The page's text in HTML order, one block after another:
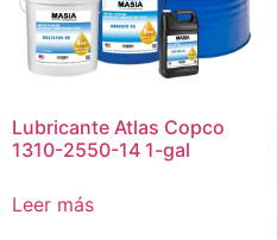
Lubricante Atlas Copco
1310-2550-14 1-gal
Leer más